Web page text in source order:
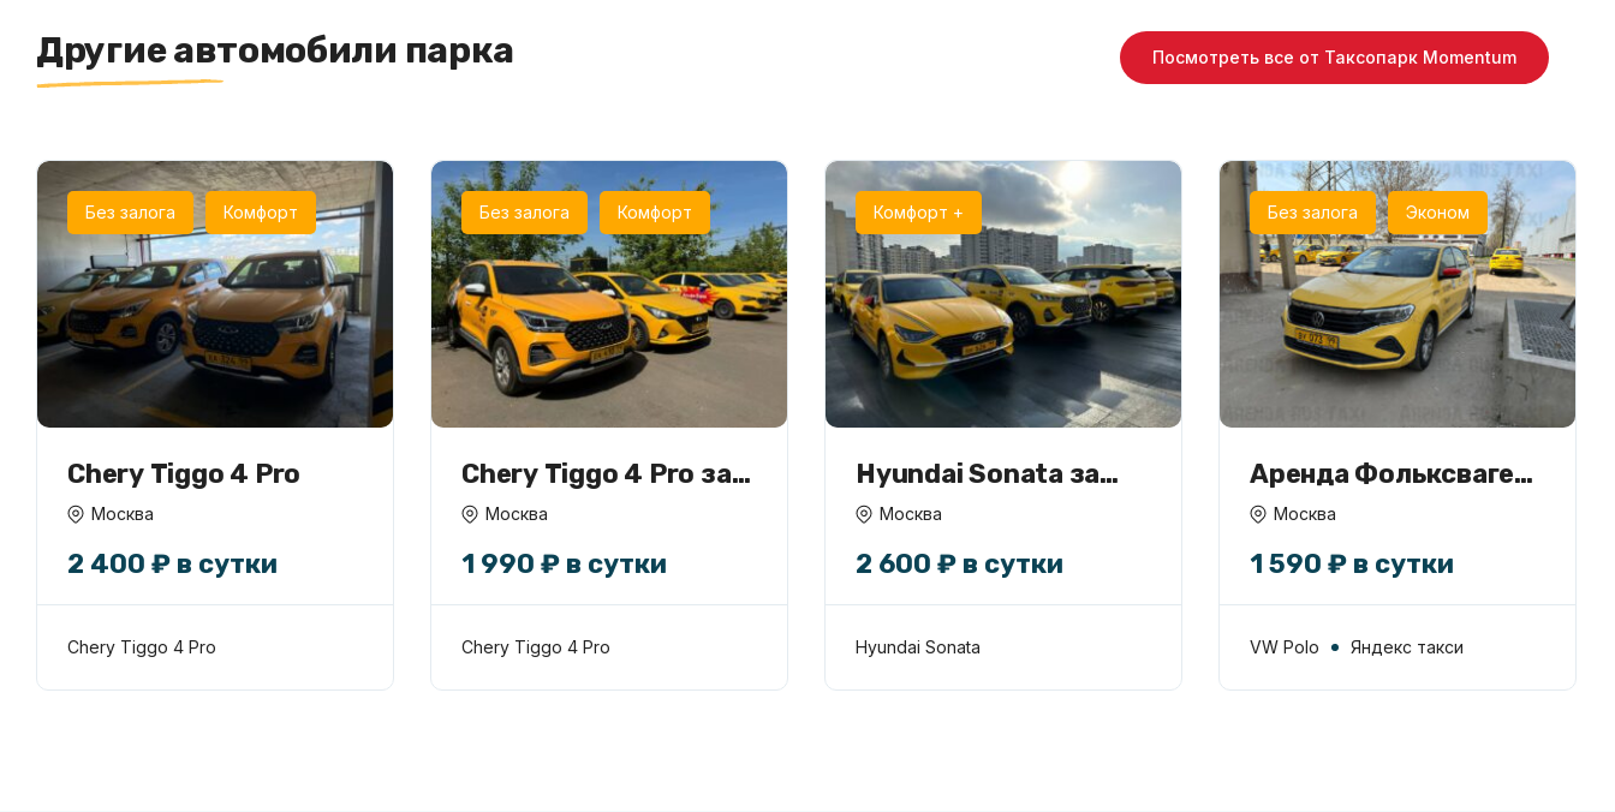
Другие автомобили парка Посмотреть все от Таксопарк Momentum
Без залога Комфорт
Chery Tiggo 4 Pro
Москва
2 400 ₽ в сутки
Chery Tiggo 4 Pro
Без залога Комфорт
Chery Tiggo 4 Pro за
1990 6/1 в аренду
Москва
1 990 ₽ в сутки
Chery Tiggo 4 Pro
Комфорт +
Hyundai Sonata за
2600
Москва
2 600 ₽ в сутки
Hyundai Sonata
Без залога Эконом
Аренда Фольксваген
Поло под такси
Москва
1 590 ₽ в сутки
VW Polo Яндекс такси